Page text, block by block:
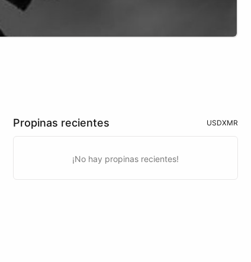
Propinas recientes USDXMR
¡No hay propinas recientes!